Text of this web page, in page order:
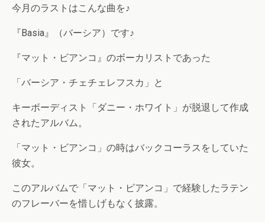
今月のラストはこんな曲を♪
『Basia』（バーシア）です♪
『マット・ビアンコ』のボーカリストであった
「バーシア・チェチェレフスカ」と
キーボーディスト「ダニー・ホワイト」が脱退して作成
されたアルバム。
「マット・ビアンコ」の時はバックコーラスをしていた
彼女。
このアルバムで「マット・ビアンコ」で経験したラテン
のフレーバーを惜しげもなく披露。